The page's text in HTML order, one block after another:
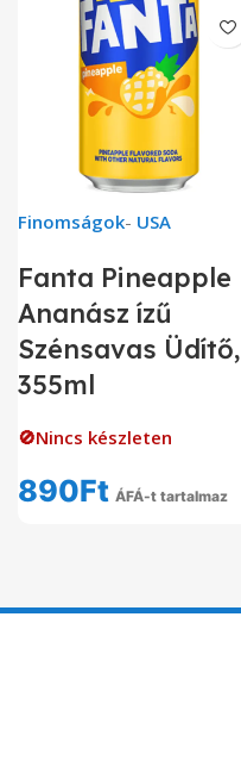
Finomságok- USA
Fanta Pineapple
Ananász ízű
Szénsavas Üdítő,
355ml
🚫Nincs készleten
890Ft ÁFÁ-t tartalmaz